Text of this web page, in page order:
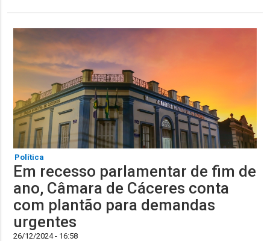
Política
Em recesso parlamentar de fim de
ano, Câmara de Cáceres conta
com plantão para demandas
urgentes
26/12/2024 - 16:58